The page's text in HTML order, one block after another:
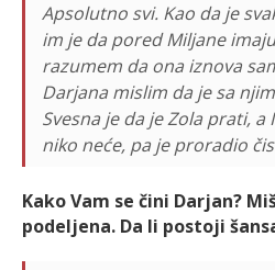
Apsolutno svi. Kao da je
im je da pored Miljane
razumem da ona iznova
Darjana mislim da je sa
Svesna je da je Zola prati,
niko neće, pa je proradio
Kako Vam se čini Darjan?
podeljena. Da li postoji